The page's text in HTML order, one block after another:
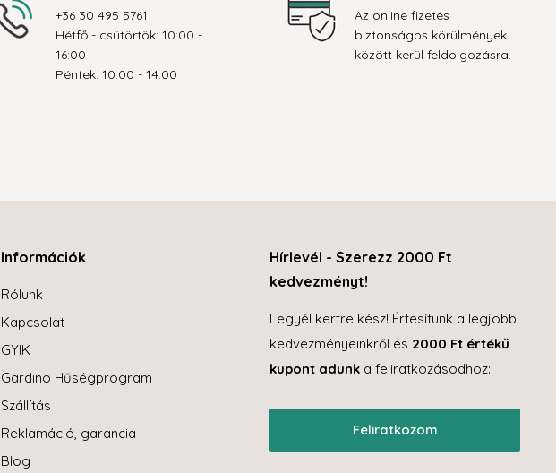
+36 30 495 5761
Hétfő - csütörtök: 10:00 -
16:00
Péntek: 10:00 - 14:00
Az online fizetés
biztonságos körülmények
között kerül feldolgozásra.
Információk
Rólunk
Kapcsolat
GYIK
Gardino Hűségprogram
Szállítás
Reklamáció, garancia
Blog
Hírlevél - Szerezz 2000 Ft
kedvezményt!
Legyél kertre kész! Értesítünk a legjobb
kedvezményeinkről és 2000 Ft értékű
kupont adunk a feliratkozásodhoz:
Feliratkozom